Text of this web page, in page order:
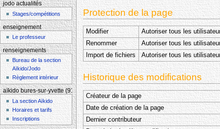
Protection de la page
Modifier
Autoriser tous les
Renommer
Autoriser tous les
Import de fichiers
Autoriser tous les
Historique des modifications
Créateur de la page
Date de création de la page
Dernier contributeur
jodo actualités
Stages/compétitions
enseignement
Le professeur
renseignements
Bureau de la section
Aïkido/Jodo
Règlement intérieur
aïkido bures-sur-yvette (91)
La section Aïkido
Horaires et tarifs
Inscriptions